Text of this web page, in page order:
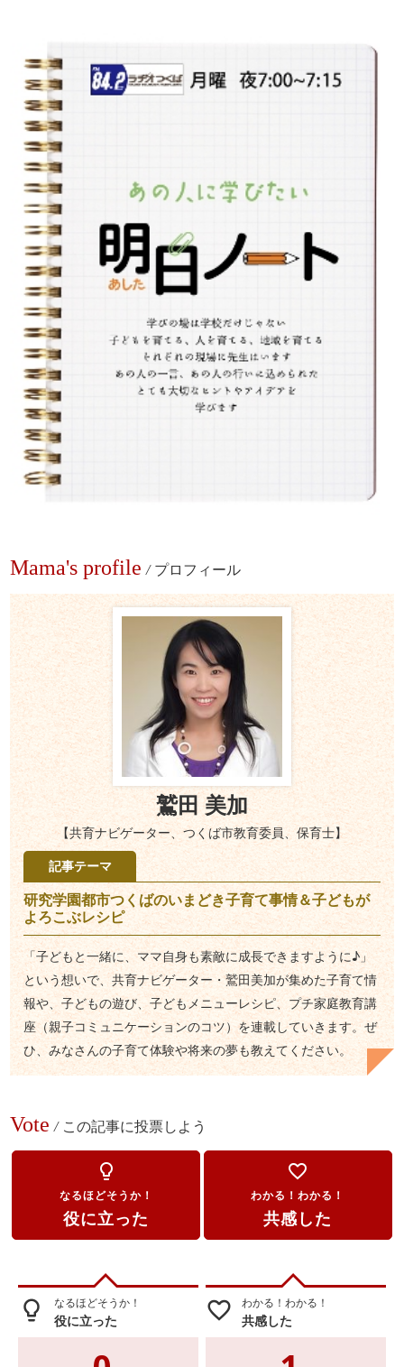
Mama's profile / プロフィール
鷲田 美加
【共育ナビゲーター、つくば市教育委員、保育士】
記事テーマ
研究学園都市つくばのいまどき子育て事情＆子どもが
よろこぶレシピ
「子どもと一緒に、ママ自身も素敵に成長できますように♪」
という想いで、共育ナビゲーター・鷲田美加が集めた子育て情
報や、子どもの遊び、子どもメニューレシピ、プチ家庭教育講
座（親子コミュニケーションのコツ）を連載していきます。ぜ
ひ、みなさんの子育て体験や将来の夢も教えてください。
Vote / この記事に投票しよう
lightbulb_outline
なるほどそうか！
役に立った
favorite_border
わかる！わかる！
共感した
lightbulb_outline なるほどそうか！
役に立った favorite_border わかる！わかる！
共感した